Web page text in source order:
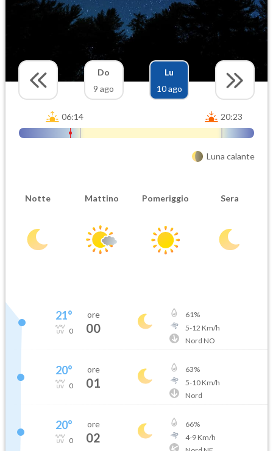
Do
9 ago
Lu
10 ago
06:14 20:23
Luna calante
Notte Mattino Pomeriggio Sera
21°
0
ore
00
61%
5-12 Km/h
Nord NO
20°
0
ore
01
63%
5-10Km/h
Nord
20°
0
ore
02
66%
4-9Km/h